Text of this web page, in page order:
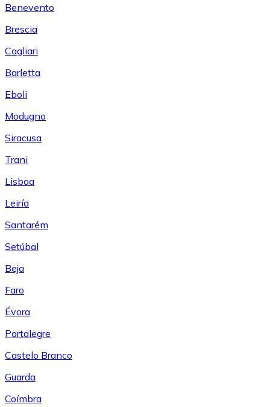
Benevento
Brescia
Cagliari
Barletta
Eboli
Modugno
Siracusa
Trani
Lisboa
Leiría
Santarém
Setúbal
Beja
Faro
Évora
Portalegre
Castelo Branco
Guarda
Coímbra